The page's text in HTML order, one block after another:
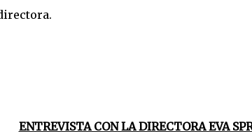
ENTREVISTA CON LA DIRECTORA EVA